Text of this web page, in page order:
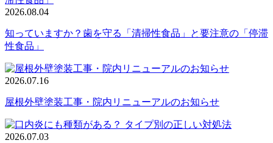
2026.08.04
知っていますか？歯を守る「清掃性食品」と要注意の「停滞
性食品」
2026.07.16
屋根外壁塗装工事・院内リニューアルのお知らせ
2026.07.03